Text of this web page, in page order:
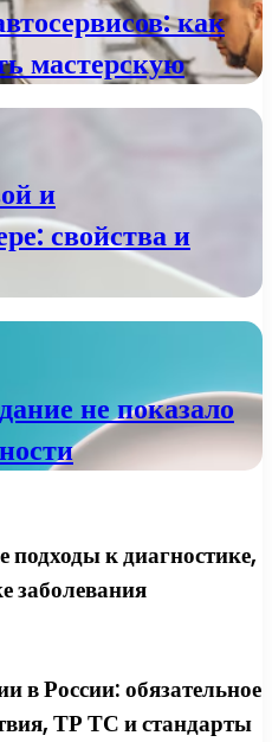
как
мастерскую
и
свойства и
не показало
к диагностике,
заболевания
в России: обязательное
ТР ТС и стандарты